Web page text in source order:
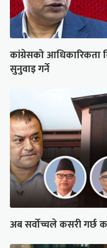
कांग्रेसको आधिकारिकता
सुनुवाइ गर्ने
अब सर्वोच्चले कसरी गर्छ